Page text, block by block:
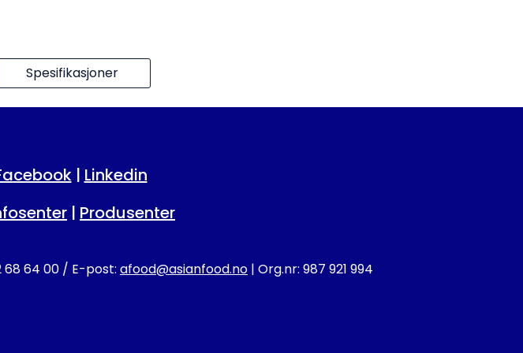
Spesifikasjoner
| Linkedin
| Produsenter
68 64 00 / E-post: afood@asianfood.no | Org.nr: 987 921 994